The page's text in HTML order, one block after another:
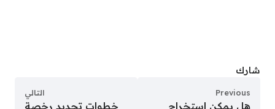
شارك
Previous
هل يمكن استخراج
التالي
خطوات تجديد رخصة